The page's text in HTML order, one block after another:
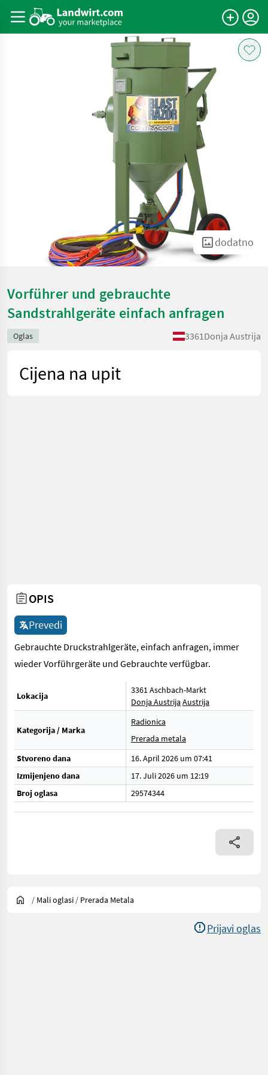
dodatno
Vorführer und gebrauchte
Sandstrahlgeräte einfach anfragen
Oglas 3361Donja Austrija
Cijena na upit
OPIS
Prevedi
Gebrauchte Druckstrahlgeräte, einfach anfragen, immer
wieder Vorführgeräte und Gebrauchte verfügbar.
Lokacija
3361 Aschbach-Markt
Donja Austrija Austrija
Kategorija / Marka
Radionica
Prerada metala
Stvoreno dana
16. April 2026 um 07:41
Izmijenjeno dana
17. Juli 2026 um 12:19
Broj oglasa
29574344
/ Mali oglasi / Prerada Metala
Prijavi oglas